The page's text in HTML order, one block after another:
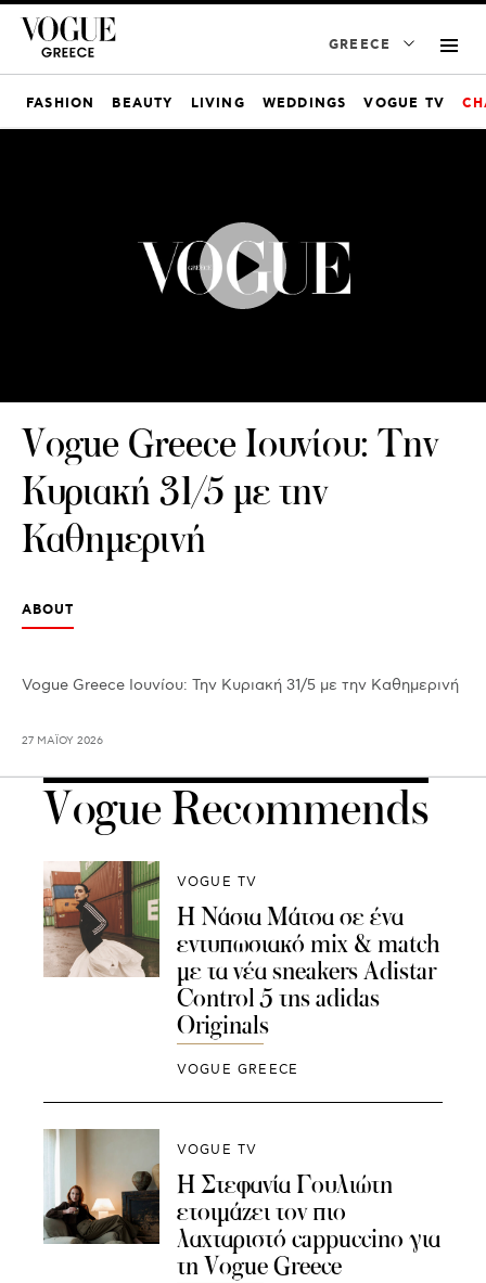
GREECE
FASHION BEAUTY LIVING WEDDINGS VOGUE TV
Vogue Greece Ιουνίου: Την
Κυριακή 31/5 με την
Καθημερινή
ABOUT
Vogue Greece Ιουνίου: Την Κυριακή 31/5 με την Καθημερινή
27 ΜΑΪ́ΟΥ 2026
Vogue Recommends
VOGUE TV
Η Νάσια Μάτσα σε ένα
εντυπωσιακό mix & match
με τα νέα sneakers Adistar
Control 5 της adidas
Originals
VOGUE GREECE
VOGUE TV
Η Στεφανία Γουλιώτη
ετοιμάζει τον πιο
λαχταριστό cappuccino για
τη Vogue Greece